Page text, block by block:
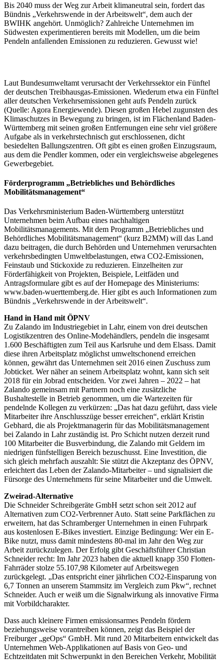
Bis 2040 muss der Weg zur Arbeit klimaneutral sein, fordert das
Bündnis „Verkehrswende in der Arbeitswelt“, dem auch der
BWIHK angehört. Unmöglich? Zahlreiche Unternehmen im
Südwesten experimentieren bereits mit Modellen, um die beim
Pendeln anfallenden Emissionen zu reduzieren. Gewusst wie!
Laut Bundesumweltamt verursacht der Verkehrssektor ein Fünftel
der deutschen Treibhausgas-Emissionen. Wiederum etwa ein Fünftel
aller deutschen Verkehrsemissionen geht aufs Pendeln zurück
(Quelle: Agora Energiewende). Diesen großen Hebel zugunsten des
Klimaschutzes in Bewegung zu bringen, ist im Flächenland Baden-
Württemberg mit seinen großen Entfernungen eine sehr viel größere
Aufgabe als in verkehrstechnisch gut erschlossenen, dicht
besiedelten Ballungszentren. Oft gibt es einen großen Einzugsraum,
aus dem die Pendler kommen, oder ein vergleichsweise abgelegenes
Gewerbegebiet.
Förderprogramm „Betriebliches und Behördliches
Mobilitätsmanagement“
Das Verkehrsministerium Baden-Württemberg unterstützt
Unternehmen beim Aufbau eines nachhaltigen
Mobilitätsmanagements. Mit dem Programm „Betriebliches und
Behördliches Mobilitätsmanagement“ (kurz B2MM) will das Land
dazu beitragen, die durch Behörden und Unternehmen verursachten
verkehrsbedingten Umweltbelastungen, etwa CO2-Emissionen,
Feinstaub und Stickoxide zu reduzieren. Einzelheiten zur
Förderfähigkeit von Projekten, Beispiele, Leitfäden und
Antragsformulare gibt es auf der Homepage des Ministeriums:
www.baden-wuerttemberg.de. Hier gibt es auch Informationen zum
Bündnis „Verkehrswende in der Arbeitswelt“.
Hand in Hand mit ÖPNV
Zu Zalando im Industriegebiet in Lahr, einem von drei deutschen
Logistikzentren des Online-Modehändlers, pendeln die insgesamt
1.600 Beschäftigten zum Teil aus Karlsruhe und dem Elsass. Damit
diese ihren Arbeitsplatz möglichst umweltschonend erreichen
können, gewährt das Unternehmen seit 2016 einen Zuschuss zum
Jobticket. Wer näher an seinem Arbeitsplatz wohnt, kann sich seit
2018 für ein Jobrad entscheiden. Vor zwei Jahren – 2022 – hat
Zalando gemeinsam mit Partnern noch eine zusätzliche
Bushaltestelle in Betrieb genommen, um die Wartezeiten für
pendelnde Kollegen zu verkürzen: „Das hat dazu geführt, dass viele
Mitarbeiter ihre Anschlusszüge besser erreichen“, erklärt Kristin
Gebhard, die als Projektmanagerin für das Mobilitätsmanagement
bei Zalando in Lahr zuständig ist. Pro Schicht nutzen derzeit rund
100 Mitarbeiter die Busverbindung, die Zalando mit Geldern im
niedrigen fünfstelligen Bereich bezuschusst. Eine Investition, die
sich gleich mehrfach auszahlt: Sie stützt die Akzeptanz des ÖPNV,
erleichtert das Leben der Zalando-Mitarbeiter – und signalisiert die
Fürsorge des Unternehmens für seine Mitarbeiter und die Umwelt.
Zweirad-Alternative
Die Schneider Schreibgeräte GmbH setzt schon seit 2012 auf
Alternativen zum CO2-Verbrenner Auto. Statt seine Parkflächen zu
erweitern, hat das Schramberger Unternehmen in einen Fuhrpark
aus kostenlosen E-Bikes investiert. Einzige Bedingung: Wer ein E-
Bike nutzt, muss damit mindestens 80-mal im Jahr den Weg zur
Arbeit zurückzulegen. Der Erfolg gibt Geschäftsführer Christian
Schneider recht: Im Jahr 2023 haben die aktuell knapp 350 Flotten-
Fahrräder stolze 55.107,98 Kilometer auf Arbeitswegen
zurückgelegt. „Das entspricht einer jährlichen CO2-Einsparung von
6,7 Tonnen an unserem Stammsitz im Vergleich zum Pkw“, rechnet
Schneider. Auch er weiß um die Signalwirkung als innovative Firma
mit Vorbildcharakter.
Dass auch kleinere Firmen emissionsarmes Pendeln fördern
beziehungsweise vorantreiben können, zeigt das Beispiel der
Freiburger „geOps“ GmbH. Mit rund 20 Mitarbeitern entwickelt das
Unternehmen Web-Applikationen auf Basis von Geo- und
Echtzeitdaten mit Schwerpunkt in den Bereichen Verkehr, Mobilität